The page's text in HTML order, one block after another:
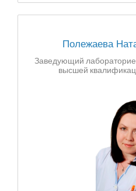
Полежаева
Заведующий
высшей